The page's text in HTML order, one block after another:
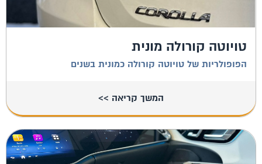
טויוטה קורולה מונית
הפופולריות של טויוטה קורולה כמונית בשנים
המשך קריאה >>